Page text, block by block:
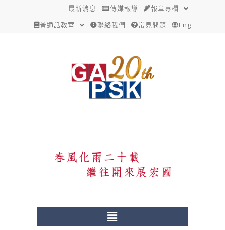
最新消息 傳媒報導
報章專欄
普通話教室
聯絡我們 常見問題 Eng
Menu